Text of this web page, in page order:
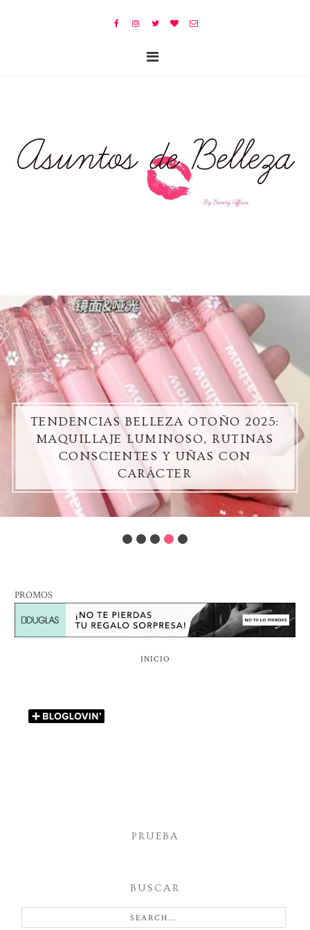
TENDENCIAS BELLEZA OTOÑO 2025:
MAQUILLAJE LUMINOSO, RUTINAS
CONSCIENTES Y UÑAS CON
CARÁCTER
PROMOS
INICIO
PRUEBA
BUSCAR